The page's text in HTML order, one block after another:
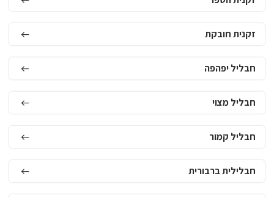
זקנית חובקת
חבליל יפהפה
חבליל מצוי
חבליל קמור
חבלילית ברבורית